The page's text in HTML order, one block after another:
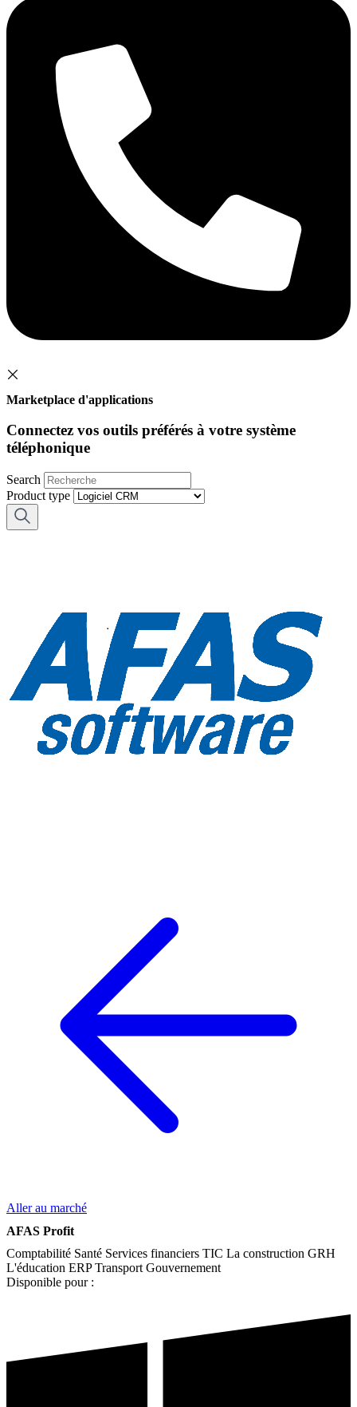
Marketplace d'applications
Connectez vos outils préférés à votre système
téléphonique
Search
Product type
Aller au marché
AFAS Profit
Comptabilité Santé Services financiers TIC La construction GRH
L'éducation ERP Transport Gouvernement
Disponible pour :